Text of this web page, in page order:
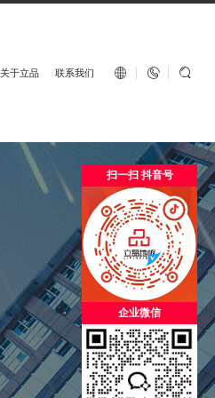
关于立品 联系我们 English  
扫一扫 抖音号
企业微信